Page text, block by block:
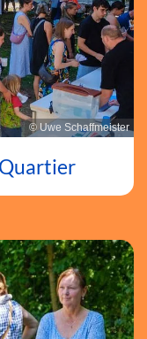
© Uwe Schaffmeister